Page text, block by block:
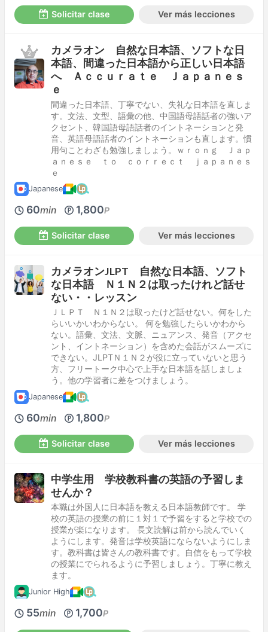
Solicitar clase Ver más lecciones
カメラオン 自然な日本語、ソフトな日
本語、間違った日本語から正しい日本語
へ Ａｃｃｕｒａｔｅ Ｊａｐａｎｅｓ
ｅ
間違った日本語、丁寧でない、失礼な日本語を直しま
す。文法、文型、語彙の他、中国語母語話者の強いア
クセント、韓国語母語話者のイントネーションと発
音、英語母語話者のイントネーションも直します。慣
用句ことわざも勉強しましょう。ｗｒｏｎｇ Ｊａｐ
ａｎｅｓｅ ｔｏ ｃｏｒｒｅｃｔ ｊａｐａｎｅｓ
ｅ
Japanese
60min 1,800P
Solicitar clase Ver más lecciones
カメラオンJLPT 自然な日本語、ソフト
な日本語 Ｎ１Ｎ２は取ったけれど話せ
ない・・レッスン
ＪＬＰＴ Ｎ１Ｎ２は取ったけど話せない。何をした
らいいかいわからない。 何を勉強したらいかわから
ない。語彙、文法、文脈、ニュアンス、発音（アクセ
ント、イントネーション）を含めた会話がスムーズに
できない。JLPTＮ１Ｎ２が役に立っていないと思う
方、フリートーク中心で上手な日本語を話しましょ
う。他の学習者に差をつけましょう。
Japanese
60min 1,800P
Solicitar clase Ver más lecciones
中学生用 学校教科書の英語の予習しま
せんか？
本職は外国人に日本語を教える日本語教師です。 学
校の英語の授業の前に１対１で予習をすると学校での
授業が楽になります。 長文読解は前から読んでいく
ようにします。発音は学校英語にならないようにしま
す。教科書は皆さんの教科書です。自信をもって学校
の授業にでられるように予習しましょう。丁寧に教え
ます。
Junior High
55min 1,700P